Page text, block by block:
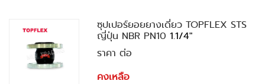
ซุปเปอร์ยอยยางเดี่ยว TOPFLEX STS
ญี่ปุ่น NBR PN101.1/4"
ราคา ต่อ
คงเหลือ